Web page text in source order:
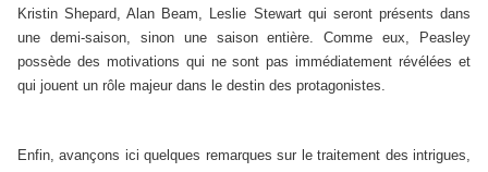
Kristin Shepard, Alan Beam, Leslie Stewart qui seront présents dans
une demi-saison, sinon une saison entière. Comme eux, Peasley
possède des motivations qui ne sont pas immédiatement révélées et
qui jouent un rôle majeur dans le destin des protagonistes.
Enfin, avançons ici quelques remarques sur le traitement des intrigues,